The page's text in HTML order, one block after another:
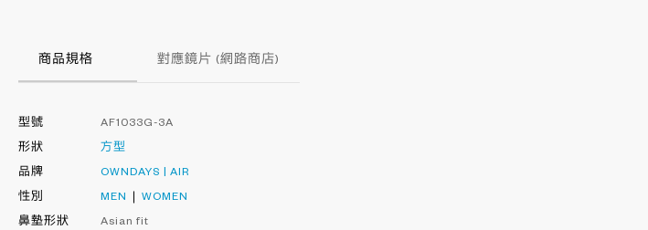
商品規格 對應鏡片 (網路商店)
型號 AF1033G-3A
形狀 方型
品牌 OWNDAYS | AIR
性別 MEN WOMEN
鼻墊形狀 Asian fit